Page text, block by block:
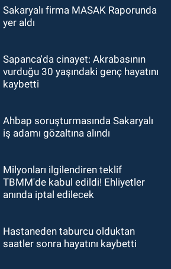
Sakaryalı firma MASAK Raporunda
yer aldı
Sapanca'da cinayet: Akrabasının
vurduğu 30 yaşındaki genç hayatını
kaybetti
Ahbap soruşturmasında Sakaryalı
iş adamı gözaltına alındı
Milyonları ilgilendiren teklif
TBMM'de kabul edildi! Ehliyetler
anında iptal edilecek
Hastaneden taburcu olduktan
saatler sonra hayatını kaybetti